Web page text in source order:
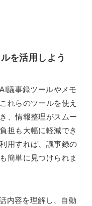
を活用しよう
議事録ツールやメモ
れらのツールを使え
、情報整理がスムー
担も大幅に軽減でき
用すれば、議事録の
簡単に見つけられま
内容を理解し、自動